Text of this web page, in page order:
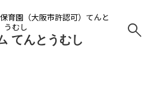
育園（大阪市許認可）てんと
うむし
てんとうむし